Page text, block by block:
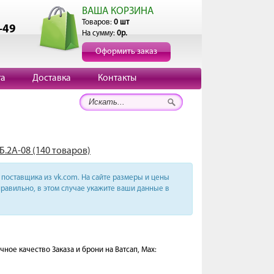
49
ВАША КОРЗИНА
Товаров: 0 шт
На сумму: 0р.
Оформить заказ
Доставка Контакты
08 (140 товаров)
из vk.com. На сайте размеры и цены
в этом случае укажите ваши данные в
качество Заказа и брони на Ватсап, Мах: